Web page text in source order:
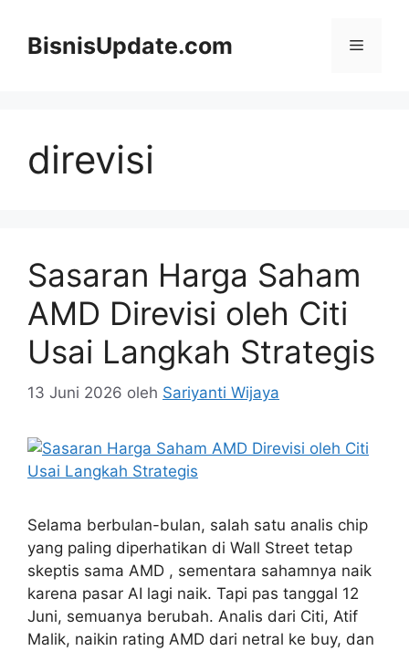
BisnisUpdate.com Menu
direvisi
Sasaran Harga Saham
AMD Direvisi oleh Citi
Usai Langkah Strategis
13 Juni 2026 oleh Sariyanti Wijaya
Selama berbulan-bulan, salah satu analis chip
yang paling diperhatikan di Wall Street tetap
skeptis sama AMD , sementara sahamnya naik
karena pasar AI lagi naik. Tapi pas tanggal 12
Juni, semuanya berubah. Analis dari Citi, Atif
Malik, naikin rating AMD dari netral ke buy, dan